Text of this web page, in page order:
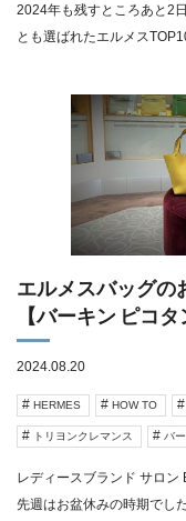
2024年も残すところあと2
とも選ばれたエルメス
エルメスバッグ
【バーキン ピコ
2024.08.20
HERMES HOW TO
トリヨンクレマンス バ
レディースブランド サロン
先週はお盆休みの時期でし